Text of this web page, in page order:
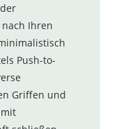
Ihren
Push-to-
Griffen und